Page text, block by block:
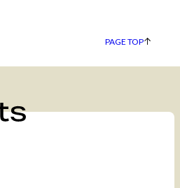
PAGE TOP